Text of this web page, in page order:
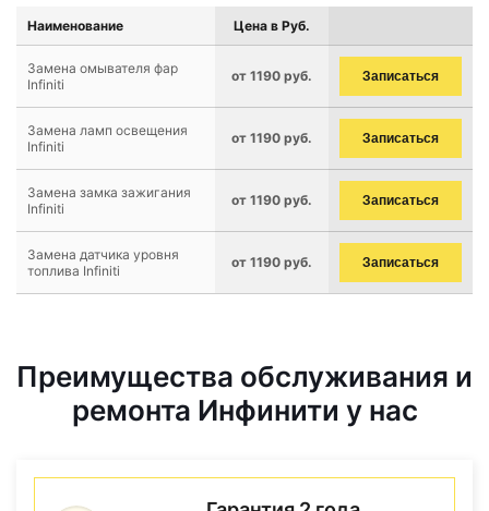
Наименование Цена в Руб.
Замена омывателя фар
Infiniti
от 1190 руб. Записаться
Замена ламп освещения
Infiniti
от 1190 руб. Записаться
Замена замка зажигания
Infiniti
от 1190 руб. Записаться
Замена датчика уровня
топлива Infiniti
от 1190 руб. Записаться
Преимущества обслуживания и
ремонта Инфинити у нас